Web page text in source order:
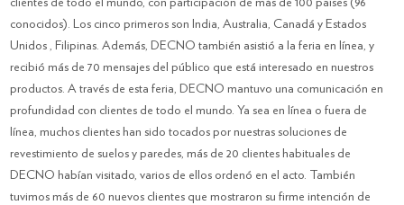
clientes de todo el mundo, con participación de más de 100 países (96
conocidos). Los cinco primeros son India, Australia, Canadá y Estados
Unidos , Filipinas. Además, DECNO también asistió a la feria en línea, y
recibió más de 70 mensajes del público que está interesado en nuestros
productos. A través de esta feria, DECNO mantuvo una comunicación en
profundidad con clientes de todo el mundo. Ya sea en línea o fuera de
línea, muchos clientes han sido tocados por nuestras soluciones de
revestimiento de suelos y paredes, más de 20 clientes habituales de
DECNO habían visitado, varios de ellos ordenó en el acto. También
tuvimos más de 60 nuevos clientes que mostraron su firme intención de